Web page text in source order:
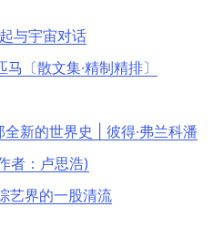
与宇宙对话
〔散文集·精制精排〕
新的世界史 | 彼得·弗兰科潘
者：卢思浩)
艺界的一股清流